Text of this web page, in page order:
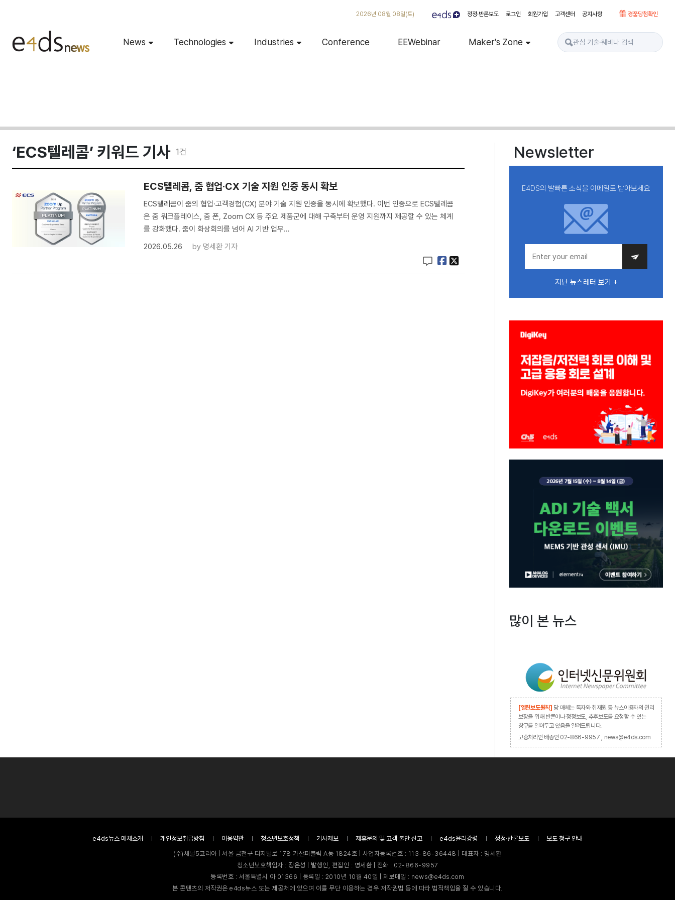
2026년 08월 08일(토) 정정·반론보도 로그인 회원가입 고객센터 공지사항 경품당첨확인
News Technologies Industries Conference EEWebinar Maker's Zone
‘ECS텔레콤’ 키워드 기사 1건
ECS텔레콤, 줌 협업·CX 기술 지원 인증 동시 확보
ECS텔레콤이 줌의 협업·고객경험(CX) 분야 기술 지원 인증을 동시에 확보했다. 이번 인증으로 ECS텔레콤
은 줌 워크플레이스, 줌 폰, Zoom CX 등 주요 제품군에 대해 구축부터 운영 지원까지 제공할 수 있는 체계
를 강화했다. 줌이 화상회의를 넘어 AI 기반 업무…
2026.05.26
by 명세환 기자
Newsletter
E4DS의 발빠른 소식을 이메일로 받아보세요
지난 뉴스레터 보기 +
많이 본 뉴스
[열린보도원칙] 당 매체는 독자와 취재원 등 뉴스이용자의 권리
보장을 위해 반론이나 정정보도, 추후보도를 요청할 수 있는
창구를 열어두고 있음을 알려드립니다.
고충처리인 배종인 02-866-9957 , news@e4ds.com
e4ds뉴스 매체소개 개인정보취급방침 이용약관 청소년보호정책 기사제보 제휴문의 및 고객 불만 신고 e4ds윤리강령 정정·반론보도
보도 청구 안내
(주)채널5코리아 | 서울 금천구 디지털로 178 가산퍼블릭 A동 1824호 | 사업자등록번호 : 113-86-36448 | 대표자 : 명세환
청소년보호책임자 : 장은성 | 발행인, 편집인 : 명세환 | 전화 : 02-866-9957
등록번호 : 서울특별시 아 01366 | 등록일 : 2010년 10월 40일 | 제보메일 : news@e4ds.com
본 콘텐츠의 저작권은 e4ds뉴스 또는 제공처에 있으며 이를 무단 이용하는 경우 저작권법 등에 따라 법적책임을 질 수 있습니다.